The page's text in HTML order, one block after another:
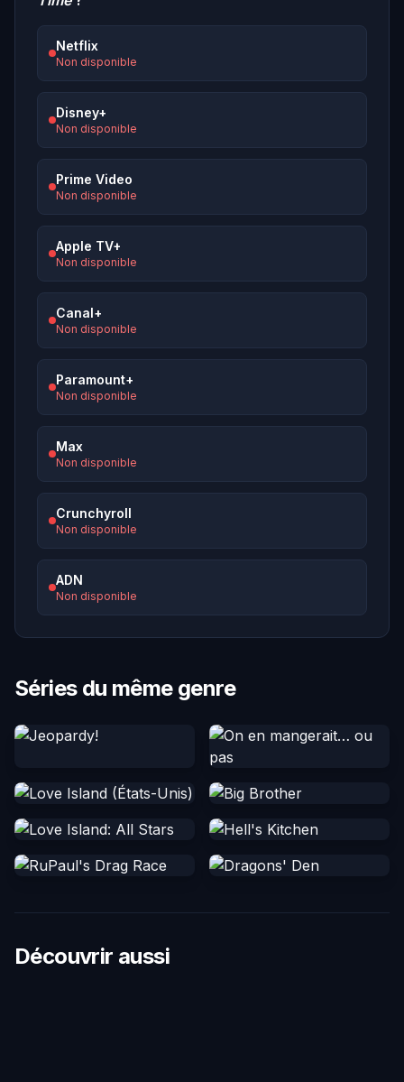
Netflix
Non disponible
Disney+
Non disponible
Prime Video
Non disponible
Apple TV+
Non disponible
Canal+
Non disponible
Paramount+
Non disponible
Max
Non disponible
Crunchyroll
Non disponible
ADN
Non disponible
Séries du même genre
Découvrir aussi